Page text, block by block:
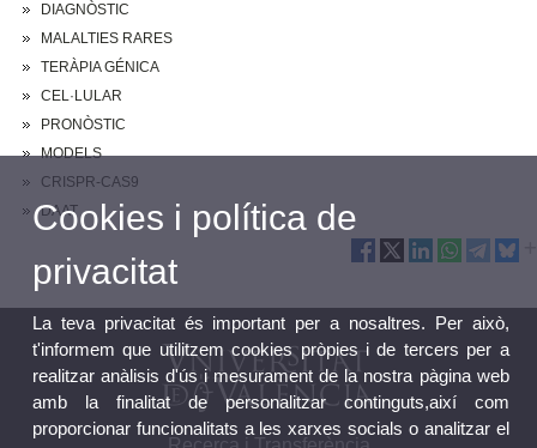
DIAGNÒSTIC
MALALTIES RARES
TERÀPIA GÉNICA
CEL·LULAR
PRONÒSTIC
MODELS
CRISPR-CAS9
DAAT
Cookies i política de
privacitat
La teva privacitat és important per a nosaltres. Per això,
t'informem que utilitzem cookies pròpies i de tercers per a
realitzar anàlisis d'ús i mesurament de la nostra pàgina web
amb la finalitat de personalitzar continguts,així com
proporcionar funcionalitats a les xarxes socials o analitzar el